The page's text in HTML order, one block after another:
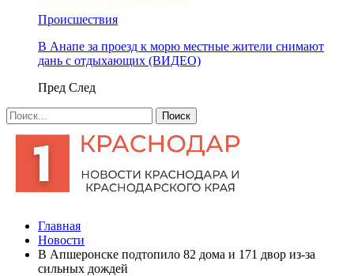
Происшествия
В Анапе за проезд к морю местные жители снимают
дань с отдыхающих (ВИДЕО)
Пред След
Главная
Новости
В Апшеронске подтопило 82 дома и 171 двор из-за
сильных дождей